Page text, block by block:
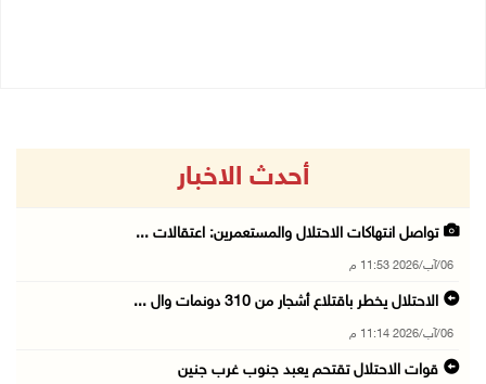
أحدث الاخبار
تواصل انتهاكات الاحتلال والمستعمرين: اعتقالات ...
06/آب/2026 11:53 م
الاحتلال يخطر باقتلاع أشجار من 310 دونمات وال ...
06/آب/2026 11:14 م
قوات الاحتلال تقتحم يعبد جنوب غرب جنين